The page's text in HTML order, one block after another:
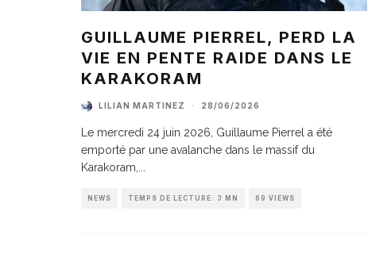
GUILLAUME PIERREL, PERD LA
VIE EN PENTE RAIDE DANS LE
KARAKORAM
LILIAN MARTINEZ · 28/06/2026
Le mercredi 24 juin 2026, Guillaume Pierrel a été
emporté par une avalanche dans le massif du
Karakoram,
NEWS TEMPS DE LECTURE: 3 MN 69 VIEWS